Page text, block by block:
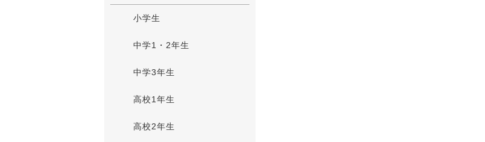
小学生
中学1・2年生
中学3年生
高校1年生
高校2年生